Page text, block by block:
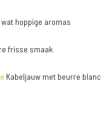
wat hoppige aromas
frisse smaak
Kabeljauw met beurre blanc